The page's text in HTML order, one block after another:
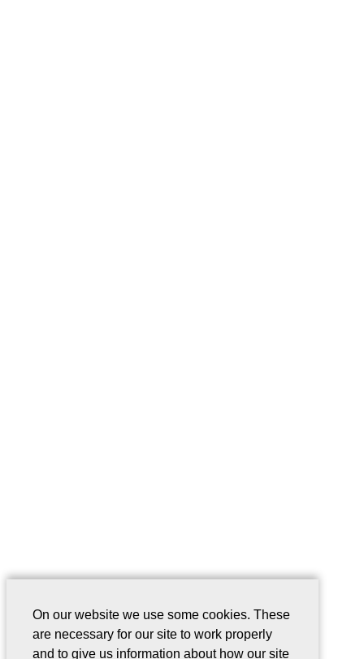
On our website we use some cookies. These
are necessary for our site to work properly
and to give us information about how our site